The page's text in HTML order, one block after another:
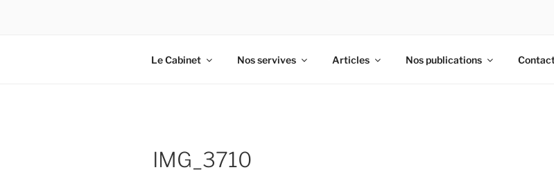
Le Cabinet Nos servives Articles Nos publications
IMG_3710